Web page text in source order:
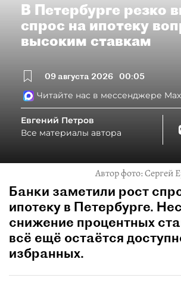
В Петербурге резко
спрос на ипотеку
высоким ставкам
09 августа 2026 00:05
Читайте нас в мессенджере Max
Евгений Петров
Все материалы автора
Автор фото:Сергей
Банки заметили рост
ипотеку в Петербурге.
снижение процентных
всё ещё остаётся
избранных.